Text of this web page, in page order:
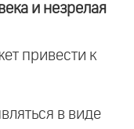
и незрелая
привести к
в виде